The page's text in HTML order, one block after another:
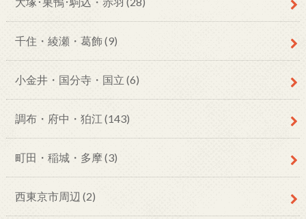
千住・綾瀬・葛飾(9)
小金井・国分寺・国立 (6)
調布・府中・狛江 (143)
町田・稲城・多摩 (3)
西東京市周辺 (2)